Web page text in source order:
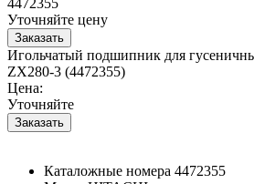
Уточняйте цену
Игольчатый подшипник для
ZX280-3 (4472355)
Цена:
Уточняйте
Каталожные номера 4472355